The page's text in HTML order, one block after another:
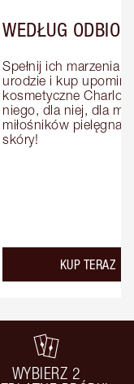
WEDŁUG
Spełnij ich marzenia o
urodzie i kup
kosmetyczne
niego, dla niej, dla
miłośników pielęgnacji
skóry!
KUP TERAZ
WYBIERZ 2